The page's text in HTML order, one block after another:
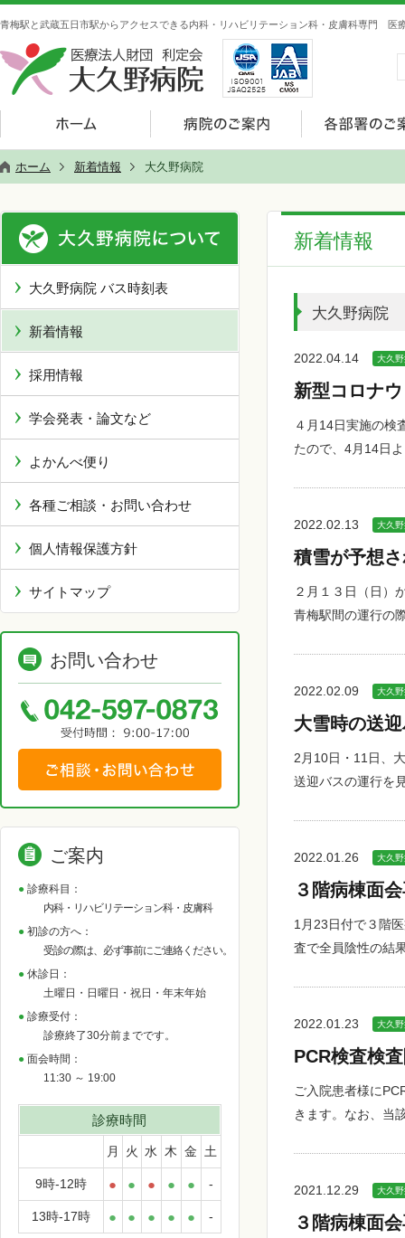
青梅駅と武蔵五日市駅からアクセスできる内科・リハビリテーション科・皮膚科専門 医
ホーム 新着情報 大久野病院
新着情報
大久野病院
2022.04.14 大久
新型コロナ
４月14日実施の検
たので、4月14日
2022.02.13 大久
積雪が予想
２月１３日（日）
青梅駅間の運行の
2022.02.09 大久
大雪時の送
2月10日・11日、
送迎バスの運行を
2022.01.26 大久
３階病棟面
1月23日付で３階
査で全員陰性の結
2022.01.23 大久
PCR検査検
ご入院患者様に
きます。なお、当
2021.12.29 大久
３階病棟面
大久野病院 バス時刻表
新着情報
採用情報
学会発表・論文など
よかんべ便り
各種ご相談・お問い合わせ
個人情報保護方針
サイトマップ
お問い合わせ
ご案内
診療科目：
内科・リハビリテーション科・皮膚科
初診の方へ：
受診の際は、必ず事前にご連絡ください。
休診日：
土曜日・日曜日・祝日・年末年始
診療受付：
診療終了30分前までです。
面会時間：
11:30 ～ 19:00
診療時間
月 火 水 木 金 土
9時-12時 ● ● ● ● ● -
13時-17時 ● ● ● ● ● -